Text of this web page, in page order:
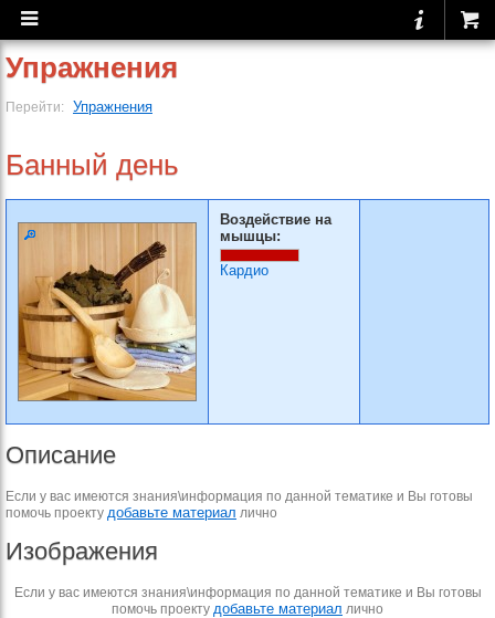
Упражнения
Перейти: Упражнения
Банный день
Воздействие на
мышцы:
Кардио
Описание
Если у вас имеются знания\информация по данной тематике и Вы готовы
помочь проекту добавьте материал лично
Изображения
Если у вас имеются знания\информация по данной тематике и Вы готовы
помочь проекту добавьте материал лично